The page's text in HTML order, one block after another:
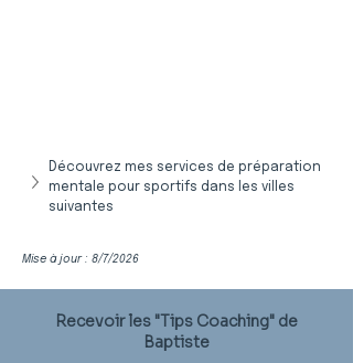
Découvrez mes services de préparation
mentale pour sportifs dans les villes
suivantes
Mise à jour : 8/7/2026
Recevoir les "Tips Coaching" de
Baptiste